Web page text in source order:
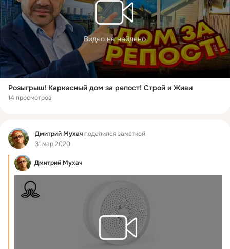
Видео не найдено
Розыгрыш! Каркасный дом за репост! Строй и Живи
14 просмотров
Фид Дмитрий Мухачподелился заметкой
31 мар 2020
Дмитрий Мухач